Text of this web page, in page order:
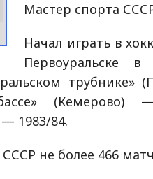
Мастер спорта
Начал играть в
Первоуральске в
трубнике»
(Кемерово)
1983/84.
не более 466